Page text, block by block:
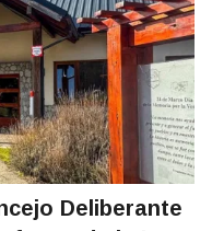
Deliberante